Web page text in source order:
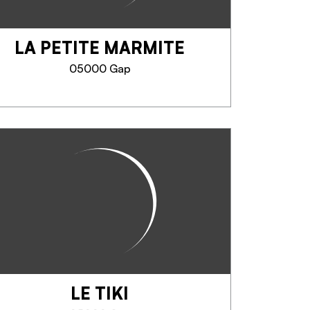
SAPERNE DI PIÙ
LA PETITE MARMITE
05000 Gap
LA PETITE MARMITE
Cuisine traditionnelle Française
Produits Frais et de saison de
Vous aurez le choix entre trois
Réservation...TELEFONO
LE TIKI